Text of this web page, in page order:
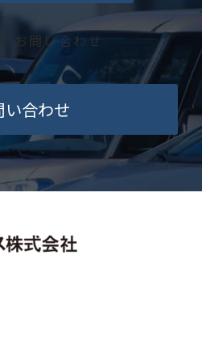
お問い合わせ
い合わせ